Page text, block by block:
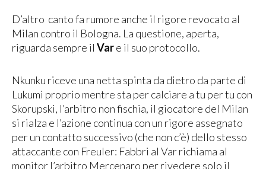
D’altro canto fa rumore anche il rigore revocato al
Milan contro il Bologna. La questione, aperta,
riguarda sempre il Vare il suo protocollo.
Nkunku riceve una netta spinta da dietro da parte di
Lukumi proprio mentre sta per calciare a tu per tu con
Skorupski, l’arbitro non fischia, il giocatore del Milan
si rialza e l’azione continua con un rigore assegnato
per un contatto successivo (che non c’è) dello stesso
attaccante con Freuler: Fabbri al Var richiama al
monitor l’arbitro Mercenaro per rivedere solo il